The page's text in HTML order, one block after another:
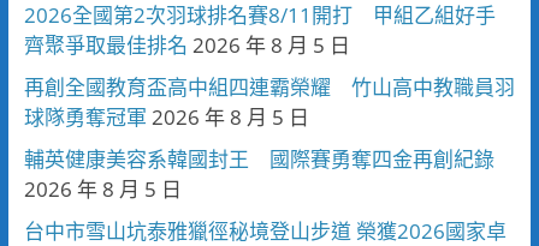
2026全國第2次羽球排名賽8/11開打 甲組乙組好手
齊聚爭取最佳排名 2026 年 8 月 5 日
再創全國教育盃高中組四連霸榮耀 竹山高中教職員羽
球隊勇奪冠軍 2026 年 8 月 5 日
輔英健康美容系韓國封王 國際賽勇奪四金再創紀錄
2026 年 8 月 5 日
台中市雪山坑泰雅獵徑秘境登山步道 榮獲2026國家卓